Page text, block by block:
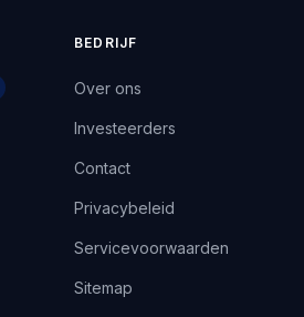
BEDRIJF
Over ons
Investeerders
Contact
Privacybeleid
Servicevoorwaarden
Sitemap